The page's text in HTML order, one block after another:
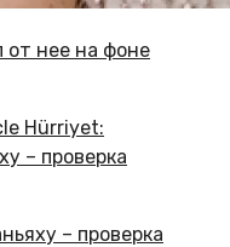
от нее на фоне
– проверка